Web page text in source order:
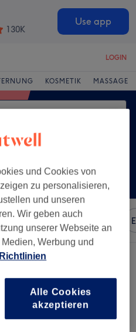
130K
Use app
LOGIN
KOSMETIK MASSAGE
Preis Marken
Thüringen
und Cookies von
zu personalisieren,
und unseren
Wir geben auch
unserer Webseite an
Werbung und
Alle Cookies
akzeptieren